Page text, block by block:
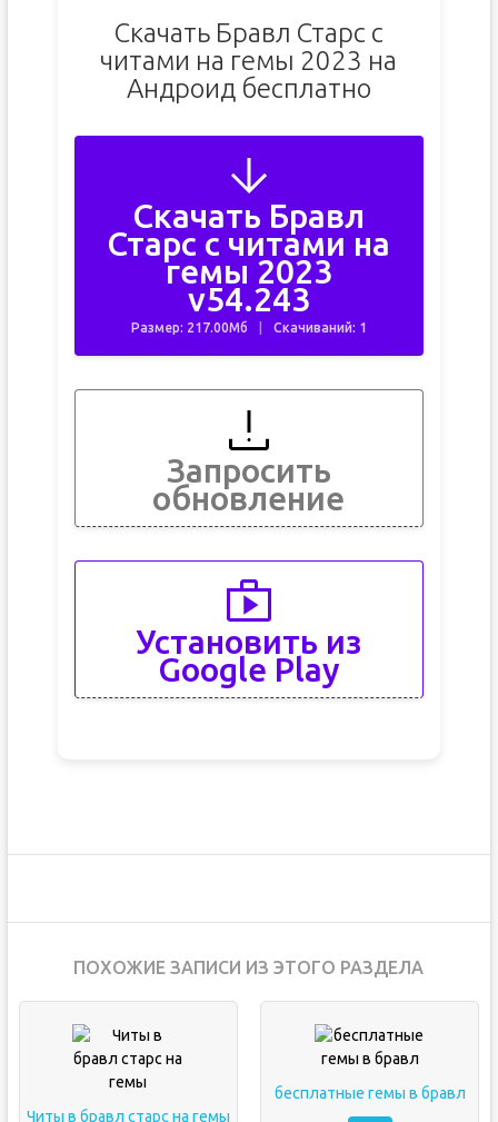
Скачать Бравл Старс с
читами на гемы 2023 на
Андроид бесплатно
Скачать Бравл
Старс с читами на
гемы 2023
v54.243
Размер: 217.00Мб Скачиваний: 1
Запросить
обновление
Установить из
Google Play
ПОХОЖИЕ ЗАПИСИ ИЗ ЭТОГО РАЗДЕЛА
Читы в бравл старс на гемы
бесплатные гемы в бравл